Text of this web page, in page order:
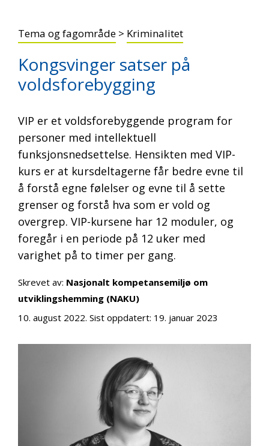
Tema og fagområde > Kriminalitet
Kongsvinger satser på
voldsforebygging
VIP er et voldsforebyggende program for
personer med intellektuell
funksjonsnedsettelse. Hensikten med VIP-
kurs er at kursdeltagerne får bedre evne til
å forstå egne følelser og evne til å sette
grenser og forstå hva som er vold og
overgrep. VIP-kursene har 12 moduler, og
foregår i en periode på 12 uker med
varighet på to timer per gang.
Skrevet av: Nasjonalt kompetansemiljø om
utviklingshemming (NAKU)
10. august 2022. Sist oppdatert: 19. januar 2023